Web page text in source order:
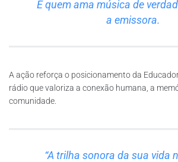
É quem ama música de
a emissora.
A ação reforça o posicionamento da
rádio que valoriza a conexão humana, a
comunidade.
“A trilha sonora da sua vida